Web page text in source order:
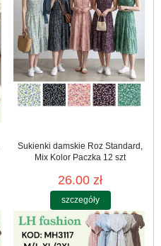
Sukienki damskie Roz Standard,
Mix Kolor Paczka 12 szt
26.00 zł
szczegóły